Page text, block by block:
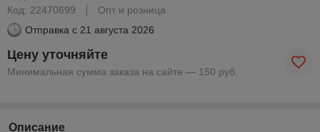
Код: 22470699
Опт и розница
Отправка с 21 августа 2026
Цену уточняйте
Минимальная сумма заказа на сайте — 150 руб.
Описание